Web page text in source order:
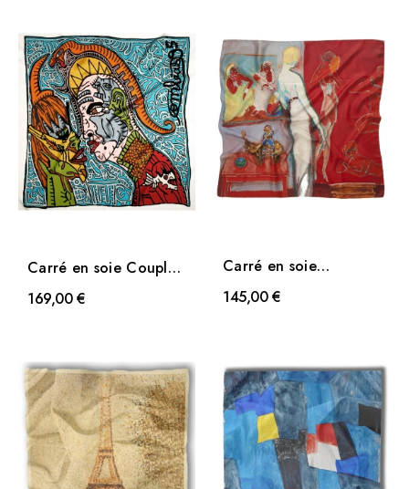
Carré en soie Couple
Psychopatex de
Combas
169,00 €
Carré en soie
Amusement de Van
Dongen
145,00 €